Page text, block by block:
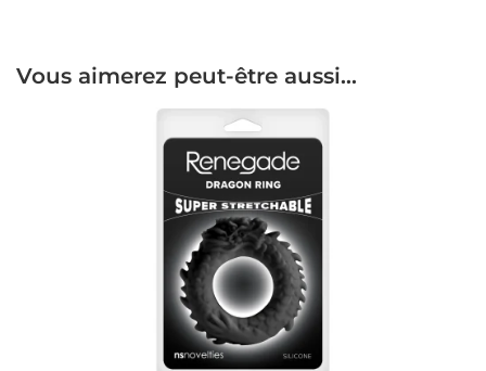
Vous aimerez peut-être aussi…